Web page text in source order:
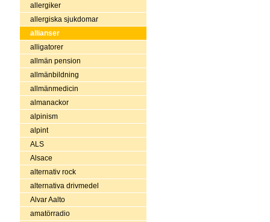
allergiker
allergiska sjukdomar
allianser
alligatorer
allmän pension
allmänbildning
allmänmedicin
almanackor
alpinism
alpint
ALS
Alsace
alternativ rock
alternativa drivmedel
Alvar Aalto
amatörradio